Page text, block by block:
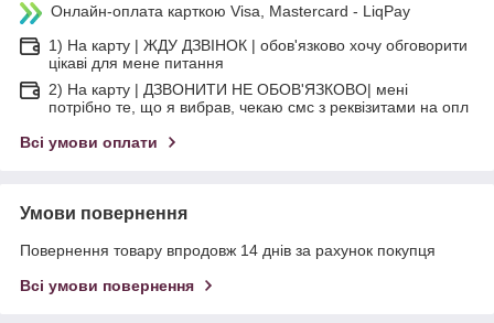
Онлайн-оплата карткою Visa, Mastercard - LiqPay
1) На карту | ЖДУ ДЗВІНОК | обов'язково хочу обговорити
цікаві для мене питання
2) На карту | ДЗВОНИТИ НЕ ОБОВ'ЯЗКОВО| мені
потрібно те, що я вибрав, чекаю смс з реквізитами на опл
Всі умови оплати
Умови повернення
Повернення товару впродовж 14 днів за рахунок покупця
Всі умови повернення